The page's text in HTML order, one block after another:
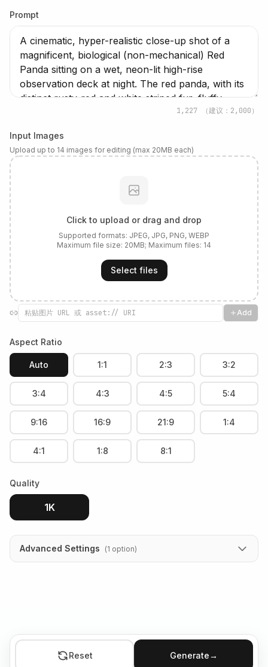
Prompt
1,227 （建议：2,000）
Input Images
Upload up to 14 images for editing (max 20MB each)
Click to upload or drag and drop
Supported formats: JPEG, JPG, PNG, WEBP
Maximum file size: 20MB; Maximum files: 14
Select files
Add
Aspect Ratio
Auto 1:1 2:3 3:2
3:4 4:3 4:5 5:4
9:16 16:9 21:9 1:4
4:1 1:8 8:1
Quality
1K
Advanced Settings (1 option)
Reset Generate→